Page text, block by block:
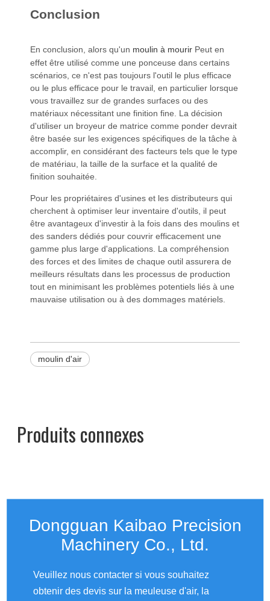
Conclusion
En conclusion, alors qu'un moulin à mourir Peut en
effet être utilisé comme une ponceuse dans certains
scénarios, ce n'est pas toujours l'outil le plus efficace
ou le plus efficace pour le travail, en particulier lorsque
vous travaillez sur de grandes surfaces ou des
matériaux nécessitant une finition fine. La décision
d'utiliser un broyeur de matrice comme ponder devrait
être basée sur les exigences spécifiques de la tâche à
accomplir, en considérant des facteurs tels que le type
de matériau, la taille de la surface et la qualité de
finition souhaitée.
Pour les propriétaires d'usines et les distributeurs qui
cherchent à optimiser leur inventaire d'outils, il peut
être avantageux d'investir à la fois dans des moulins et
des sanders dédiés pour couvrir efficacement une
gamme plus large d'applications. La compréhension
des forces et des limites de chaque outil assurera de
meilleurs résultats dans les processus de production
tout en minimisant les problèmes potentiels liés à une
mauvaise utilisation ou à des dommages matériels.
moulin d'air
Produits connexes
Dongguan Kaibao Precision
Machinery Co., Ltd.​​​​​​​
Veuillez nous contacter si vous souhaitez
obtenir des devis sur la meuleuse d'air, la